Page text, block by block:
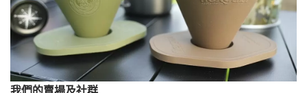
我們的賣場及社群